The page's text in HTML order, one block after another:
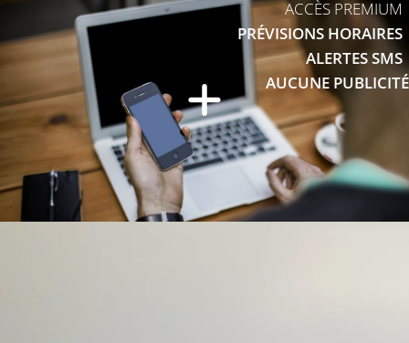
ACCÈS PREMIUM
PRÉVISIONS HORAIRES
ALERTES SMS
AUCUNE PUBLICITÉ